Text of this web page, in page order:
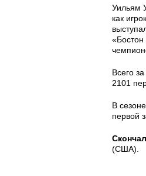
Уильям
как
«Бостон
Всего
2101
В
первой
(США).